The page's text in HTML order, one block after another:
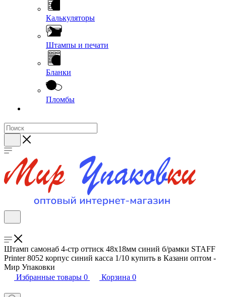
Калькуляторы
Штампы и печати
Бланки
Пломбы
Штамп самонаб 4-стр оттиск 48х18мм синий б/рамки STAFF
Printer 8052 корпус синий касса 1/10 купить в Казани оптом -
Мир Упаковки
Избранные товары 0 Корзина 0